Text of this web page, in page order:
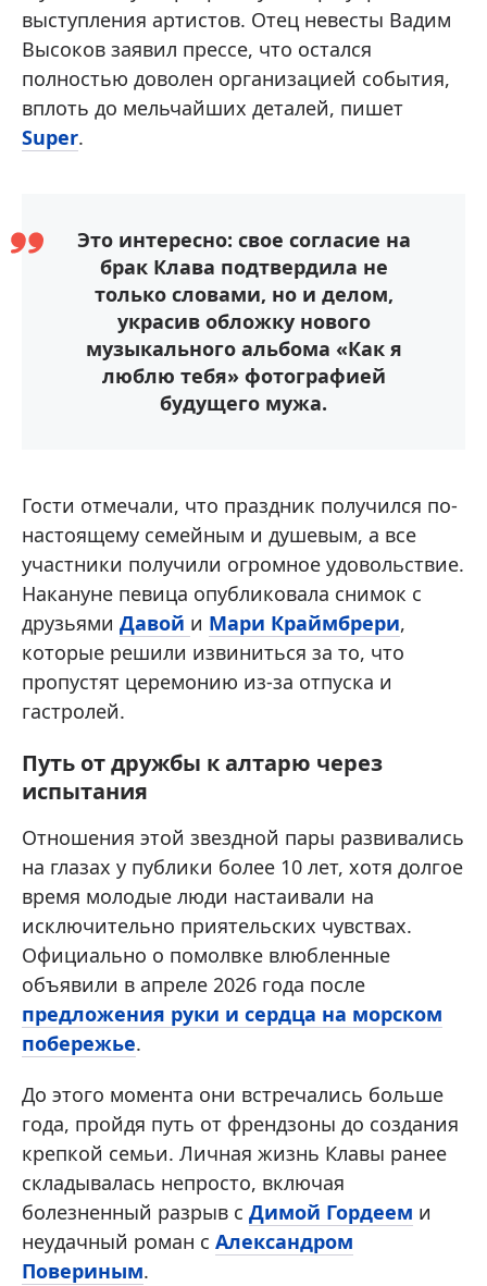
выступления артистов. Отец невесты Вадим
Высоков заявил прессе, что остался
полностью доволен организацией события,
вплоть до мельчайших деталей, пишет
Super.
Это интересно: свое согласие на
брак Клава подтвердила не
только словами, но и делом,
украсив обложку нового
музыкального альбома «Как я
люблю тебя» фотографией
будущего мужа.
Гости отмечали, что праздник получился по-
настоящему семейным и душевым, а все
участники получили огромное удовольствие.
Накануне певица опубликовала снимок с
друзьями Давой и Мари Краймбрери,
которые решили извиниться за то, что
пропустят церемонию из-за отпуска и
гастролей.
Путь от дружбы к алтарю через
испытания
Отношения этой звездной пары развивались
на глазах у публики более 10 лет, хотя долгое
время молодые люди настаивали на
исключительно приятельских чувствах.
Официально о помолвке влюбленные
объявили в апреле 2026 года после
предложения руки и сердца на морском
побережье.
До этого момента они встречались больше
года, пройдя путь от френдзоны до создания
крепкой семьи. Личная жизнь Клавы ранее
складывалась непросто, включая
болезненный разрыв с Димой Гордеем и
неудачный роман с Александром
Повериным.